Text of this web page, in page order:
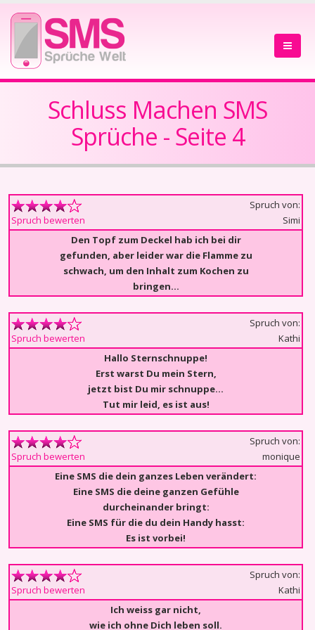
Schluss Machen SMS
Sprüche - Seite 4
Spruch bewerten
Spruch von:
Simi
Den Topf zum Deckel hab ich bei dir
gefunden, aber leider war die Flamme zu
schwach, um den Inhalt zum Kochen zu
bringen...
Spruch bewerten
Spruch von:
Kathi
Hallo Sternschnuppe!
Erst warst Du mein Stern,
jetzt bist Du mir schnuppe...
Tut mir leid, es ist aus!
Spruch bewerten
Spruch von:
monique
Eine SMS die dein ganzes Leben verändert:
Eine SMS die deine ganzen Gefühle
durcheinander bringt:
Eine SMS für die du dein Handy hasst:
Es ist vorbei!
Spruch bewerten
Spruch von:
Kathi
Ich weiss gar nicht,
wie ich ohne Dich leben soll.